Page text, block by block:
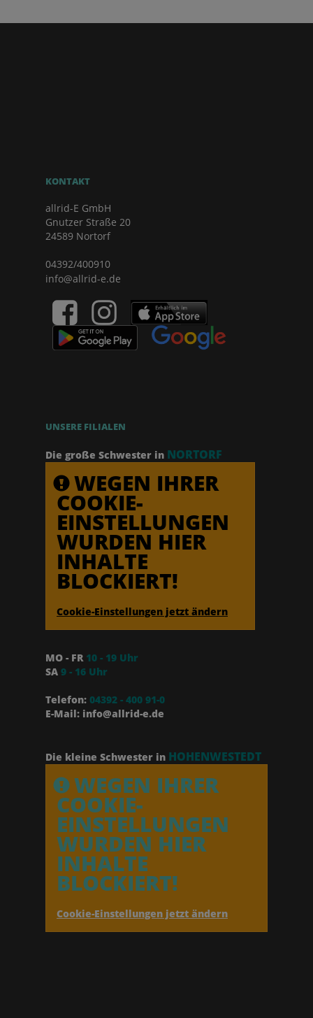
KONTAKT
allrid-E GmbH
Gnutzer Straße 20
24589 Nortorf
04392/400910
info@allrid-e.de
UNSERE FILIALEN
Die große Schwester in NORTORF
WEGEN IHRER
COOKIE-
EINSTELLUNGEN
WURDEN HIER
INHALTE
BLOCKIERT!
Cookie-Einstellungen jetzt ändern
MO - FR 10 - 19 Uhr
SA 9 - 16 Uhr
Telefon: 04392 - 400 91-0
E-Mail: info@allrid-e.de
Die kleine Schwester in HOHENWESTEDT
WEGEN IHRER
COOKIE-
EINSTELLUNGEN
WURDEN HIER
INHALTE
BLOCKIERT!
Cookie-Einstellungen jetzt ändern